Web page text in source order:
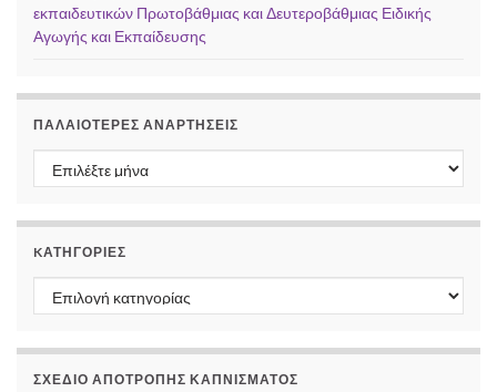
εκπαιδευτικών Πρωτοβάθμιας και Δευτεροβάθμιας Ειδικής
Αγωγής και Εκπαίδευσης
ΠΑΛΑΙΌΤΕΡΕΣ ΑΝΑΡΤΉΣΕΙΣ
Παλαιότερες αναρτήσεις
KΑΤΗΓΟΡΊΕΣ
Kατηγορίες
ΣΧΕΔΙΟ ΑΠΟΤΡΟΠΗΣ ΚΑΠΝΙΣΜΑΤΟΣ